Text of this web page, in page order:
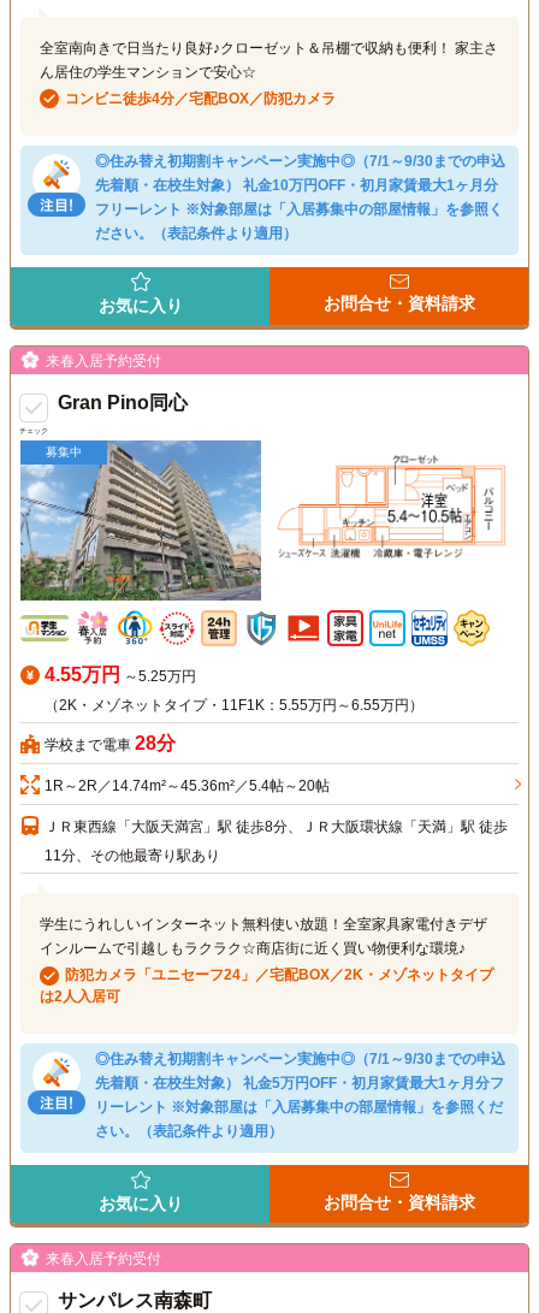
全室南向きで日当たり良好♪クローゼット＆吊棚で収納も便利！ 家主さ
ん居住の学生マンションで安心☆
コンビニ徒歩4分／宅配BOX／防犯カメラ
◎住み替え初期割キャンペーン実施中◎（7/1～9/30までの申込
先着順・在校生対象） 礼金10万円OFF・初月家賃最大1ヶ月分
フリーレント ※対象部屋は「入居募集中の部屋情報」を参照く
ださい。（表記条件より適用）
お気に入り お問合せ・資料請求
チェック
来春入居予約受付
Gran Pino同心
募集中
4.55万円 ～5.25万円
（2K・メゾネットタイプ・11F1K：5.55万円～6.55万円）
学校まで電車 28分
1R～2R／14.74m²～45.36m²／5.4帖～20帖
ＪＲ東西線「大阪天満宮」駅 徒歩8分、ＪＲ大阪環状線「天満」駅 徒歩
11分、その他最寄り駅あり
学生にうれしいインターネット無料使い放題！全室家具家電付きデザ
インルームで引越しもラクラク☆商店街に近く買い物便利な環境♪
防犯カメラ「ユニセーフ24」／宅配BOX／2K・メゾネットタイプ
は2人入居可
◎住み替え初期割キャンペーン実施中◎（7/1～9/30までの申込
先着順・在校生対象） 礼金5万円OFF・初月家賃最大1ヶ月分フ
リーレント ※対象部屋は「入居募集中の部屋情報」を参照くだ
さい。（表記条件より適用）
お気に入り お問合せ・資料請求
来春入居予約受付
サンパレス南森町